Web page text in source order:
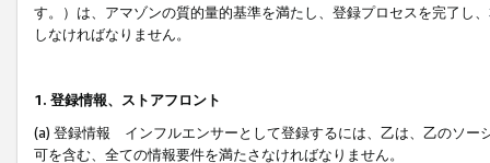
す。）は、アマゾンの質的量的基準を満たし、登録プロセスを完了し、
しなければなりません。
1. 登録情報、ストアフロント
(a) 登録情報 インフルエンサーとして登録するには、乙は、乙のソー
可を含む、全ての情報要件を満たさなければなりません。